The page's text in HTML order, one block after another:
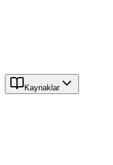
Kaynaklar